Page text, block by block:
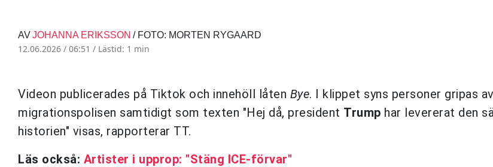
AVJOHANNA ERIKSSON / FOTO: MORTEN RYGAARD
12.06.2026 / 06:51 / Lästid: 1 min
Videon publicerades på Tiktok och innehöll låten Bye. I klippet syns personer gripas av
migrationspolisen samtidigt som texten "Hej då, president Trump har levererat den
historien" visas, rapporterar TT.
Läs också: Artister i upprop: "Stäng ICE-förvar"